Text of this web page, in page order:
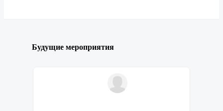
Будущие мероприятия